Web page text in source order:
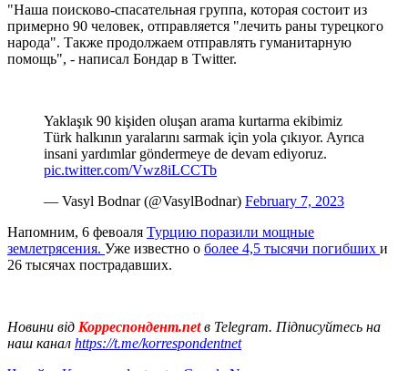
"Наша поисково-спасательная группа, которая состоит из
примерно 90 человек, отправляется "лечить раны турецкого
народа". Также продолжаем отправлять гуманитарную
помощь", - написал Бондар в Тwitter.
Yaklaşık 90 kişiden oluşan arama kurtarma ekibimiz
Türk halkının yaralarını sarmak için yola çıkıyor. Ayrıca
insani yardımlar göndermeye de devam ediyoruz.
pic.twitter.com/Vwz8iLCCTb
— Vasyl Bodnar (@VasylBodnar) February 7, 2023
Напомним, 6 февоаля Турцию поразили мощные
землетрясения. Уже известно о более 4,5 тысячи погибших и
26 тысячах пострадавших.
Новини від Корреспондент.netв Telegram. Підписуйтесь на
наш канал https://t.me/korrespondentnet